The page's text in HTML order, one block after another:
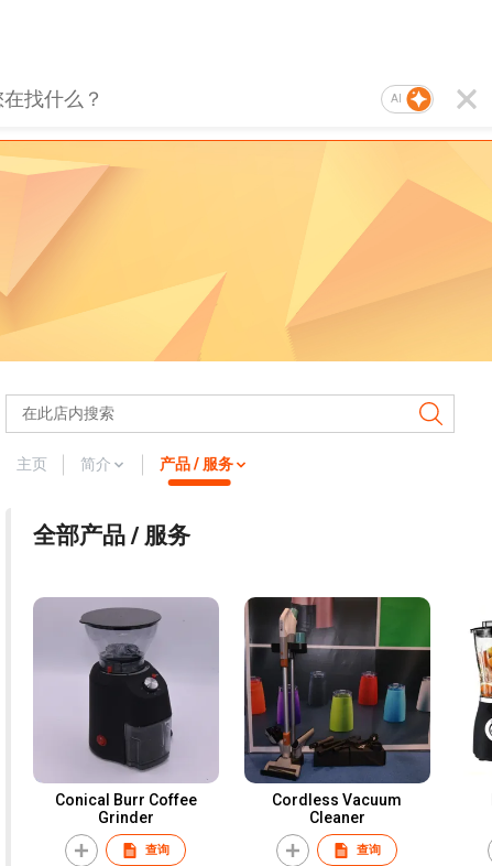
AI
主页 简介 产品 / 服务
全部产品 / 服务
Conical Burr Coffee
Grinder
查询
Cordless Vacuum
Cleaner
查询